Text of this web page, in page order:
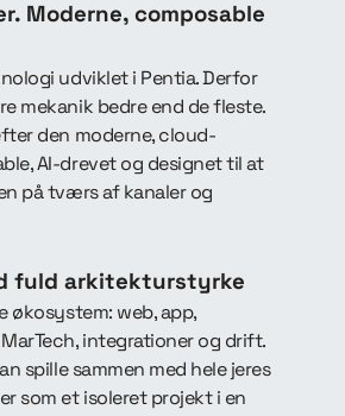
Moderne, composable
udviklet i Pentia. Derfor
mekanik bedre end de fleste.
den moderne, cloud-
AI-drevet og designet til at
på tværs af kanaler og
fuld arkitekturstyrke
økosystem: web, app,
integrationer og drift.
spille sammen med hele jeres
som et isoleret projekt i en